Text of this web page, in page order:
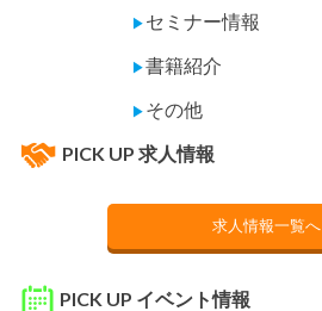
▶ セミナー情報
▶書籍紹介
▶ その他
PICK UP 求人情報
求人情報一覧へ
PICK UP イベント情報